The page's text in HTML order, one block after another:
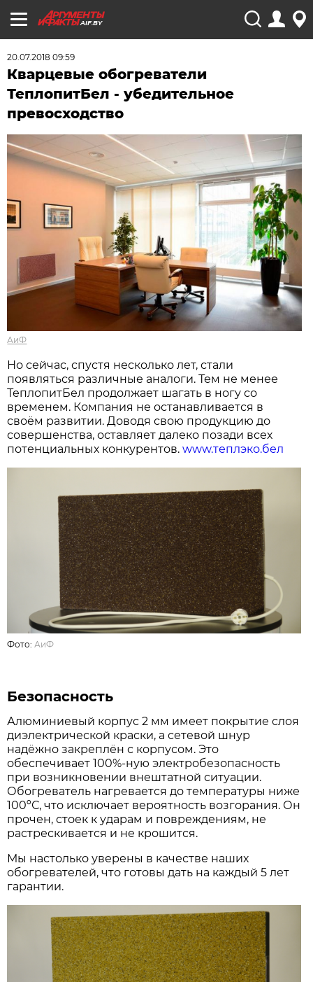
AIF.BY
20.07.2018 09:59
Кварцевые обогреватели
ТеплопитБел - убедительное
превосходство
АиФ
Но сейчас, спустя несколько лет, стали
появляться различные аналоги. Тем не менее
ТеплопитБел продолжает шагать в ногу со
временем. Компания не останавливается в
своём развитии. Доводя свою продукцию до
совершенства, оставляет далеко позади всех
потенциальных конкурентов.www.теплэко.бел
Фото: АиФ
Безопасность
Алюминиевый корпус 2 мм имеет покрытие слоя
диэлектрической краски, а сетевой шнур
надёжно закреплён с корпусом. Это
обеспечивает 100%-ную электробезопасность
при возникновении внештатной ситуации.
Обогреватель нагревается до температуры ниже
100ºС, что исключает вероятность возгорания. Он
прочен, стоек к ударам и повреждениям, не
растрескивается и не крошится.
Мы настолько уверены в качестве наших
обогревателей, что готовы дать на каждый 5 лет
гарантии.